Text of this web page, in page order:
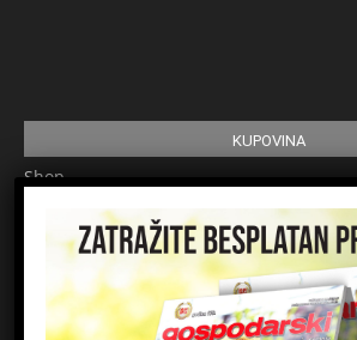
KUPOVINA
Shop
Pretplata
Uvjeti korištenja
Raskid ugovora